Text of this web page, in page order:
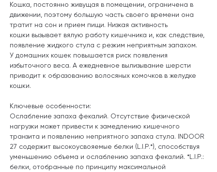
Кошка, постоянно живущая в помещении, ограничена в
движении, поэтому большую часть своего времени она
тратит на сон и прием пищи. Низкая активность
кошки вызывает вялую работу кишечника и, как следствие,
появление жидкого стула с резким неприятным запахом.
У домашних кошек повышается риск появления
избыточного веса. А ежедневное вылизывание шерсти
приводит к образованию волосяных комочков в желудке
кошки.
Ключевые особенности:
Ослабление запаха фекалий. Отсутствие физической
нагрузки может привести к замедлению кишечного
транзита и появлению неприятного запаха стула. INDOOR
27 содержит высокоусвояемые белки (L.I.P.*), способствуя
уменьшению объема и ослаблению запаха фекалий. *L.I.P.:
белки, отобранные по принципу максимальной